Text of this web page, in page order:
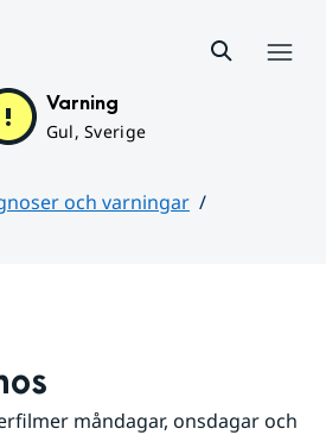
Varning
Gul, Sverige
och varningar
måndagar, onsdagar och